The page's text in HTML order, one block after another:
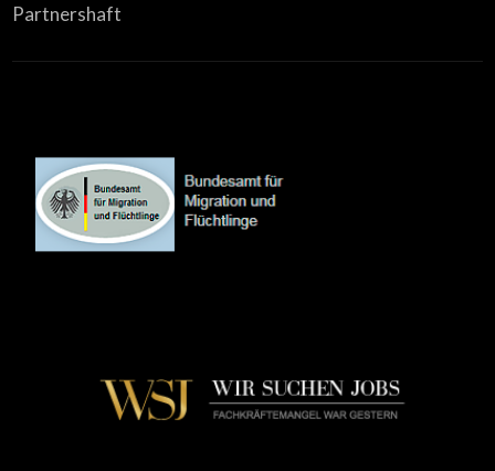
Partnershaft